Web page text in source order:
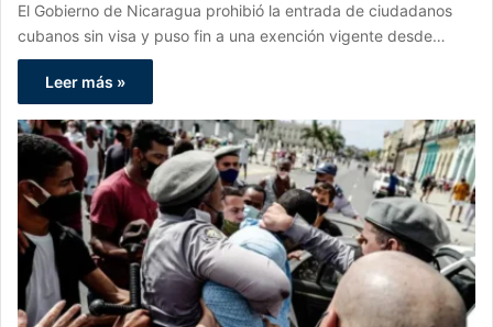
El Gobierno de Nicaragua prohibió la entrada de ciudadanos
cubanos sin visa y puso fin a una exención vigente desde…
Leer más »